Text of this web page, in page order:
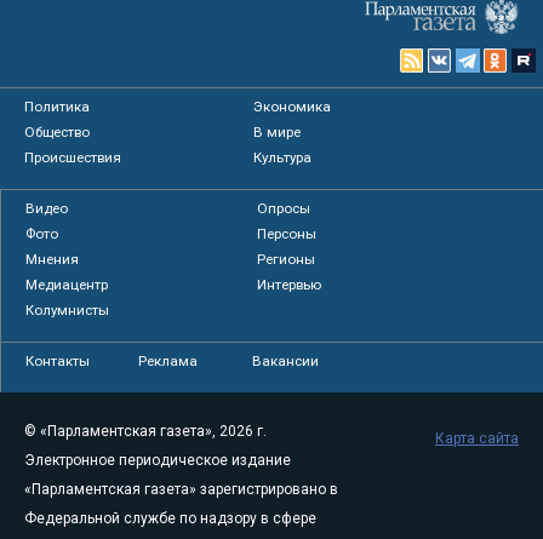
Политика
Экономика
Общество
В мире
Происшествия
Культура
Видео
Опросы
Фото
Персоны
Мнения
Регионы
Медиацентр
Интервью
Колумнисты
Контакты Реклама Вакансии
© «Парламентская газета», 2026 г.
Электронное периодическое издание
«Парламентская газета» зарегистрировано в
Федеральной службе по надзору в сфере
Карта сайта